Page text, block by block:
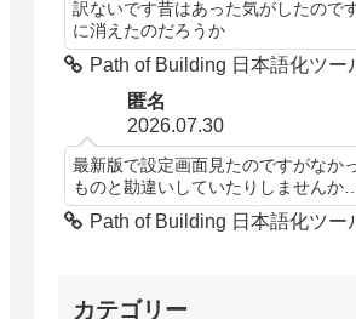
訳ないです昔はあった気がしたので
に消えたのだろうか
Path of Building 日本語化ツー
匿名
2026.07.30
最新版で設定画面見たのですがなか
ものと勘違いしていたりしませんか
Path of Building 日本語化ツー
カテゴリー